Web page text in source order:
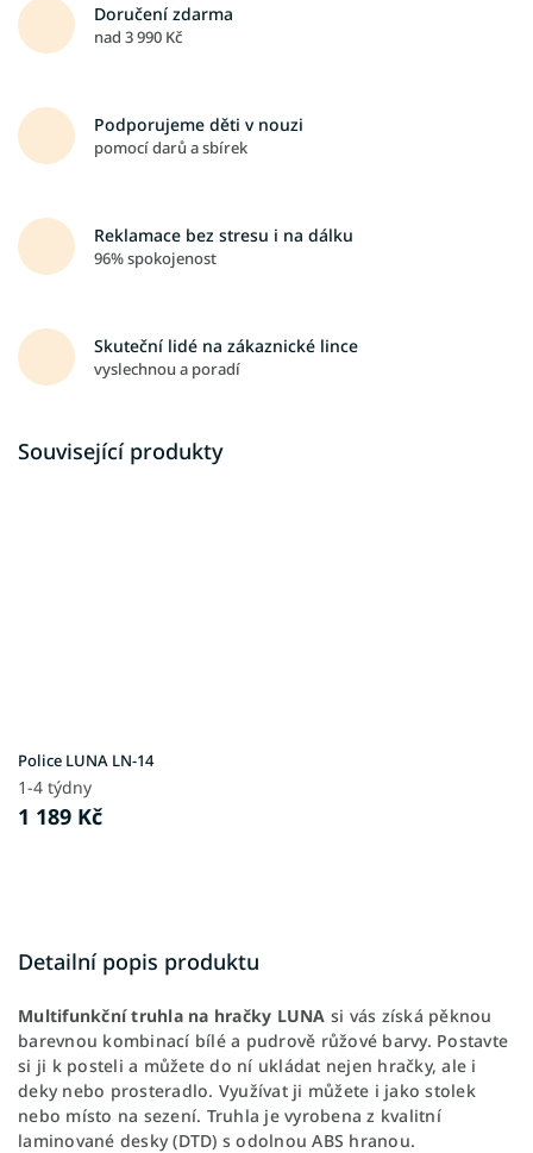
Doručení zdarma
nad 3 990 Kč
Podporujeme děti v nouzi
pomocí darů a sbírek
Reklamace bez stresu i na dálku
96% spokojenost
Skuteční lidé na zákaznické lince
vyslechnou a poradí
Související produkty
Police LUNA LN-14
1-4 týdny
1 189 Kč
Detailní popis produktu
Multifunkční truhla na hračky LUNA si vás získá pěknou
barevnou kombinací bílé a pudrově růžové barvy. Postavte
si ji k posteli a můžete do ní ukládat nejen hračky, ale i
deky nebo prosteradlo. Využívat ji můžete i jako stolek
nebo místo na sezení. Truhla je vyrobena z kvalitní
laminované desky (DTD) s odolnou ABS hranou.